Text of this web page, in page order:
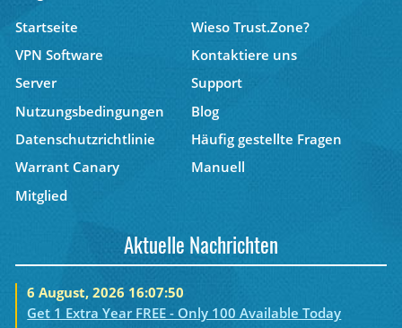
Startseite
Wieso Trust.Zone?
VPN Software
Kontaktiere uns
Server
Support
Nutzungsbedingungen
Blog
Datenschutzrichtlinie
Häufig gestellte Fragen
Warrant Canary
Manuell
Mitglied
Aktuelle Nachrichten
6 August, 2026 16:07:50
Get 1 Extra Year FREE - Only 100 Available Today